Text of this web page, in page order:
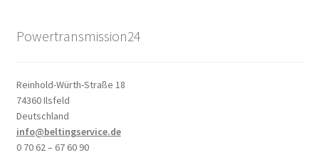
Powertransmission24
Reinhold-Würth-Straße 18
74360 Ilsfeld
Deutschland
info@beltingservice.de
0 70 62 – 67 60 90